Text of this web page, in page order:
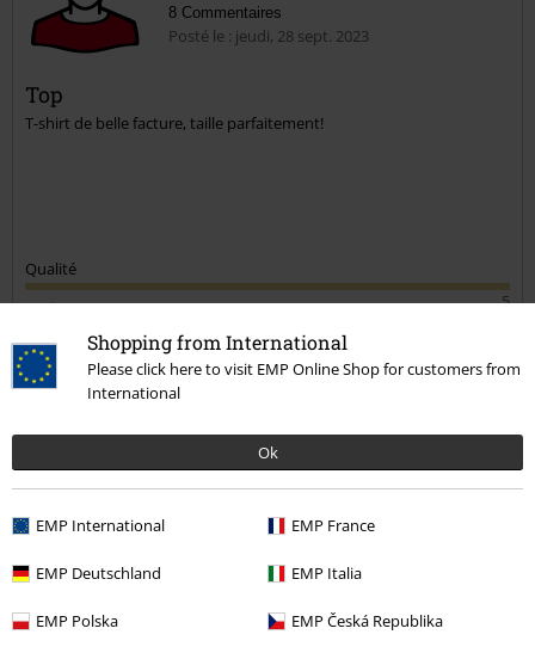
Shopping from International
Please click here to visit EMP Online Shop for customers from
International
Ok
EMP International EMP France
EMP Deutschland EMP Italia
EMP Polska EMP Česká Republika
8 Commentaires
Posté le : jeudi, 28 sept. 2023
Top
T-shirt de belle facture, taille parfaitement!
Qualité
5
Design
Coupe
5
Largeur
Trop court
Parfait Trop long
avis vérifié
Est-ce que ce commentaire vous a été utile ?